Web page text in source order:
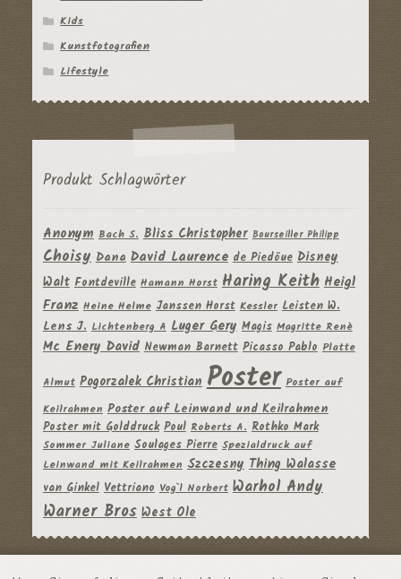
Kids
Kunstfotografien
Lifestyle
Produkt Schlagwörter
Anonym Bach S. Bliss Christopher Bourseiller Philipp
Choisy Dana David Laurence de Piedöue Disney
Walt Fontdeville Hamann Horst Haring Keith Heigl
Franz Heine Helme Janssen Horst Kessler Leisten W.
Lens J. Lichtenberg A Luger Gery Magis Magritte Renè
Mc Enery David Newman Barnett Picasso Pablo Platte
Almut Pogorzalek Christian Poster Poster auf
Keilrahmen Poster auf Leinwand und Keilrahmen
Poster mit Golddruck Poul Roberts A. Rothko Mark
Sommer Juliane Soulages Pierre Spezialdruck auf
Leinwand mit Keilrahmen Szczesny Thing Walasse
van Ginkel Vettriano Vog`l Norbert Warhol Andy
Warner Bros West Ole